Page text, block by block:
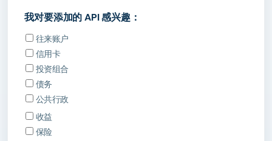
我对要添加的 API 感兴趣：
往来账户
信用卡
投资组合
债务
公共行政
收益
保险